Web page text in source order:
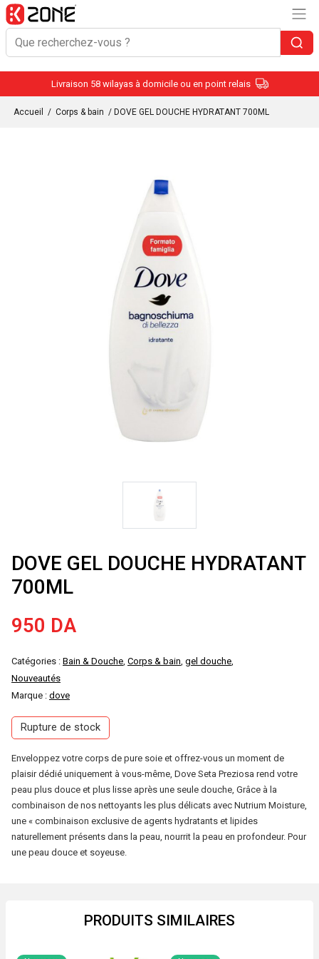
Livraison 58 wilayas à domicile ou en point relais
Accueil / Corps & bain / DOVE GEL DOUCHE HYDRATANT 700ML
DOVE GEL DOUCHE HYDRATANT
700ML
950 DA
Catégories : Bain & Douche, Corps & bain, gel douche,
Nouveautés
Marque : dove
Rupture de stock
Enveloppez votre corps de pure soie et offrez-vous un moment de
plaisir dédié uniquement à vous-même, Dove Seta Preziosa rend votre
peau plus douce et plus lisse après une seule douche, Grâce à la
combinaison de nos nettoyants les plus délicats avec Nutrium Moisture,
une « combinaison exclusive de agents hydratants et lipides
naturellement présents dans la peau, nourrit la peau en profondeur. Pour
une peau douce et soyeuse.
PRODUITS SIMILAIRES